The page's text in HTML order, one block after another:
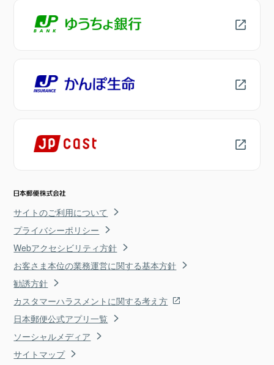
サイトのご利用について
プライバシーポリシー
Webアクセシビリティ方針
お客さま本位の業務運営に関する基本方針
勧誘方針
カスタマーハラスメントに関する考え方
日本郵便公式アプリ一覧
ソーシャルメディア
サイトマップ